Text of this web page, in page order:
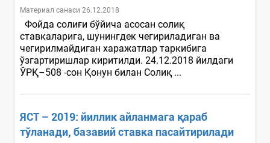
Материал санаси 26.12.2018
Фойда солиғи бўйича асосан солиқ
ставкаларига, шунингдек чегириладиган ва
чегирилмайдиган харажатлар таркибига
ўзгартиришлар киритилди. 24.12.2018 йилдаги
ЎРҚ–508 -сон Қонун билан Солиқ ...
ЯСТ – 2019: йиллик айланмага қараб
тўланади, базавий ставка пасайтирилади